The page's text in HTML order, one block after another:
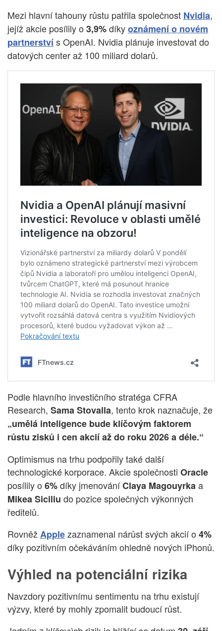
Mezi hlavní tahouny růstu patřila společnost Nvidia,
jejíž akcie posílily o 3,9%díkyoznámení o novém
partnerstvís OpenAI. Nvidia plánuje investovat do
datových center až 100 miliard dolarů.
Podle hlavního investičního stratéga CFRA
Research, Sama Stovalla, tento krok naznačuje, že
„umělá inteligence bude klíčovým faktorem
růstu zisků i cen akcií až do roku 2026 a déle.“
Optimismus na trhu podpořily také další
technologické korporace. Akcie společnosti Oracle
posílily o 6%díky jmenováníClaya Magouyrkaa
Mikea Siciliu do pozice společných výkonných
ředitelů.
Rovněž Applezaznamenal nárůst svých akcií o 4%
díky pozitivním očekáváním ohledně nových iPhonů.
Výhled na potenciální rizika
Navzdory pozitivnímu sentimentu na trhu existují
výzvy, které by mohly zpomalit budoucí růst.